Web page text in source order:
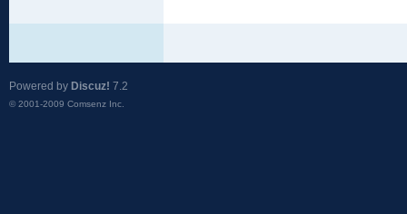
Powered by Discuz! 7.2
© 2001-2009 Comsenz Inc.